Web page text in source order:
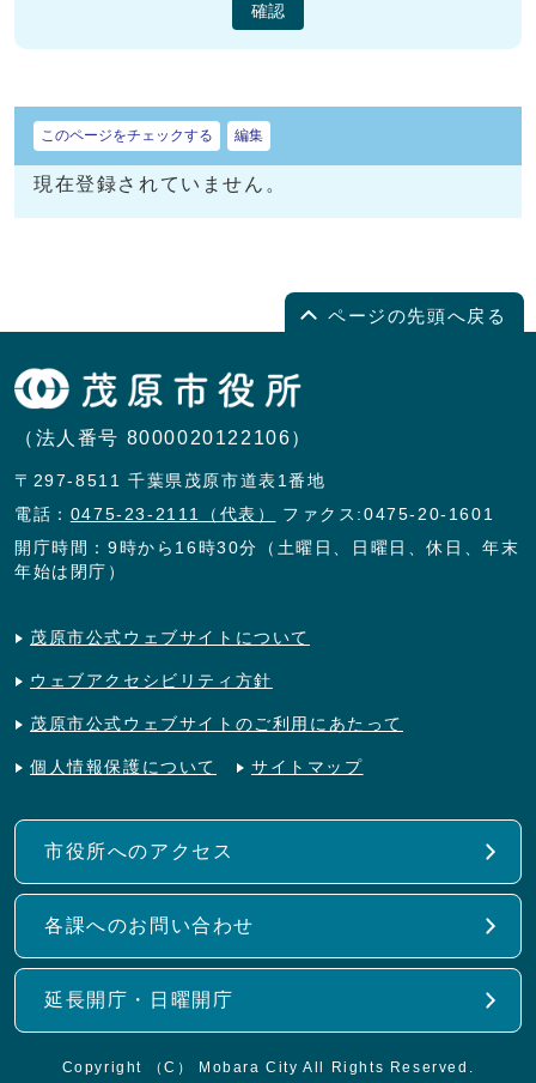
確認
このページをチェックする 編集
現在登録されていません。
ページの先頭へ戻る
（法人番号 8000020122106）
〒297-8511 千葉県茂原市道表1番地
電話： 0475-23-2111（代表）
ファクス:0475-20-1601
開庁時間：9時から16時30分（土曜日、日曜日、休日、年末
年始は閉庁）
茂原市公式ウェブサイトについて
ウェブアクセシビリティ方針
茂原市公式ウェブサイトのご利用にあたって
個人情報保護について サイトマップ
市役所へのアクセス
各課へのお問い合わせ
延長開庁・日曜開庁
Copyright （C） Mobara City All Rights Reserved.